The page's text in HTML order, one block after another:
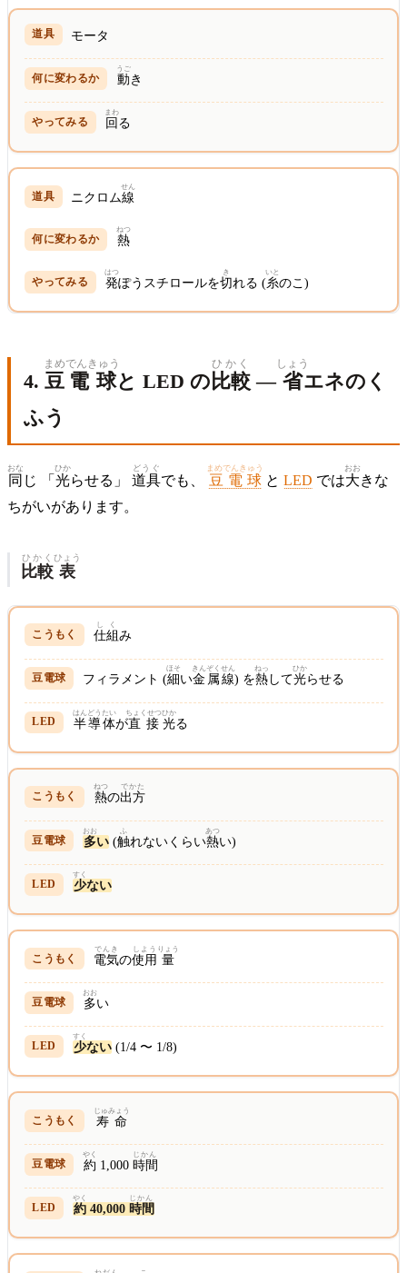
モータ
動
うご
き
回
まわ
る
ニクロム線
せん
熱
ねつ
発
はつ
ぽうスチロールを切
き
れる (糸
いと
のこ)
4. 豆
まめ
電球
でんきゅう
と LED の 比較
ひかく
— 省
しょう
エネのく
ふう
同
おな
じ 「 光
ひか
らせる」 道具
どうぐ
でも、 豆電球
まめでんきゅう
と LED では大
おお
きな
ちがいがあります。
比較
ひかく
表
ひょう
仕組
しく
み
フィラメント (細
ほそ
い金属
きんぞく
線
せん
) を熱
ねっ
して光
ひか
らせる
半導体
はんどうたい
が直接
ちょくせつ
光
ひか
る
熱
ねつ
の出方
でかた
多
おお
い(触
ふ
れないくらい熱
あつ
い)
少
すく
ない
電気
でんき
の使用
しよう
量
りょう
多
おお
い
少
すく
ない(1/4 〜 1/8)
寿命
じゅみょう
約
やく
1,000 時間
じかん
約
やく
40,000 時間
じかん